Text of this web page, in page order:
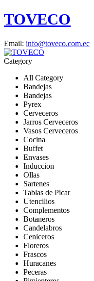
TOVECO
Email: info@toveco.com.ec
Category
All Category
Bandejas
Bandejas
Pyrex
Cerveceros
Jarros Cerveceros
Vasos Cerveceros
Cocina
Buffet
Envases
Induccion
Ollas
Sartenes
Tablas de Picar
Utencilios
Complementos
Botaneros
Candelabros
Ceniceros
Floreros
Frascos
Huracanes
Peceras